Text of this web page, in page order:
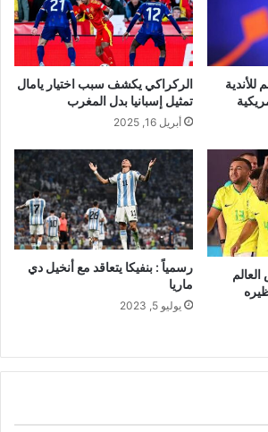
للأندية
الركراكي يكشف سبب اختيار يامال
تمثيل إسبانيا بدل المغرب
أبريل 16, 2025
رسمياً : بنفيكا يتعاقد مع أنخيل دي
ماريا
يوليو 5, 2023